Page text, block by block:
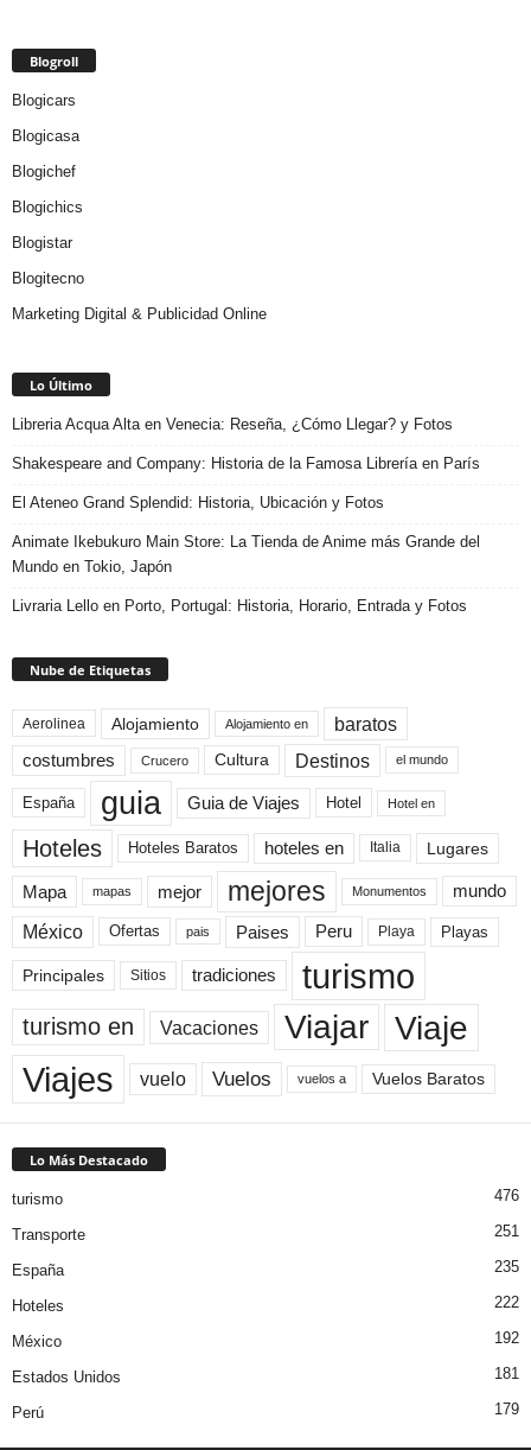
Blogroll
Blogicars
Blogicasa
Blogichef
Blogichics
Blogistar
Blogitecno
Marketing Digital & Publicidad Online
Lo Último
Libreria Acqua Alta en Venecia: Reseña, ¿Cómo Llegar? y Fotos
Shakespeare and Company: Historia de la Famosa Librería en París
El Ateneo Grand Splendid: Historia, Ubicación y Fotos
Animate Ikebukuro Main Store: La Tienda de Anime más Grande del
Mundo en Tokio, Japón
Livraria Lello en Porto, Portugal: Historia, Horario, Entrada y Fotos
Nube de Etiquetas
Aerolinea Alojamiento Alojamiento en baratos
costumbres Crucero Cultura Destinos el mundo
España guia Guia de Viajes Hotel Hotel en
Hoteles Hoteles Baratos hoteles en Italia Lugares
Mapa mapas mejor mejores Monumentos mundo
México Ofertas pais Paises Peru Playa Playas
Principales Sitios tradiciones turismo
turismo en Vacaciones Viajar Viaje
Viajes vuelo Vuelos vuelos a Vuelos Baratos
Lo Más Destacado
turismo 476
Transporte 251
España 235
Hoteles 222
México 192
Estados Unidos 181
Perú 179